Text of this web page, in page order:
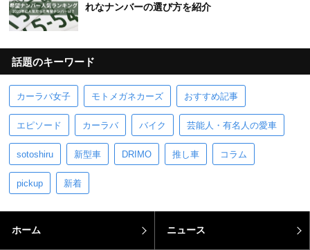
れなナンバーの選び方を紹介
話題のキーワード
カーラバ女子 モトメガネカーズ おすすめ記事
エピソード カーラバ バイク 芸能人・有名人の愛車
sotoshiru 新型車 DRIMO 推し車 コラム
pickup 新着
ホーム ニュース